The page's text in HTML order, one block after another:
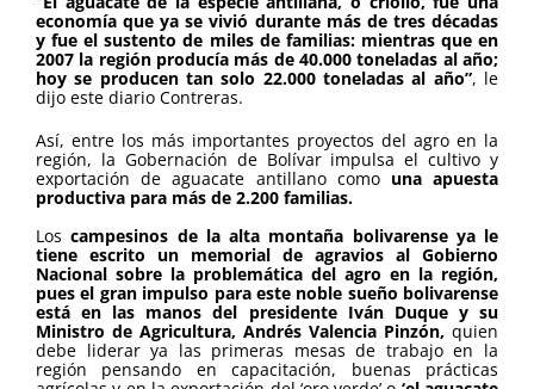
economía que ya se vivió durante más de tres décadas
y fue el sustento de miles de familias: mientras que en
2007 la región producía más de 40.000 toneladas al año;
hoy se producen tan solo 22.000 toneladas al año”, le
dijo este diario Contreras.
Así, entre los más importantes proyectos del agro en la
región, la Gobernación de Bolívar impulsa el cultivo y
exportación de aguacate antillano como una apuesta
productiva para más de 2.200 familias.
Loscampesinos de la alta montaña bolivarense ya le
tiene escrito un memorial de agravios al Gobierno
Nacional sobre la problemática del agro en la región,
pues el gran impulso para este noble sueño bolivarense
está en las manos del presidente Iván Duque y su
Ministro de Agricultura, Andrés Valencia Pinzón, quien
debe liderar ya las primeras mesas de trabajo en la
región pensando en capacitación, buenas prácticas